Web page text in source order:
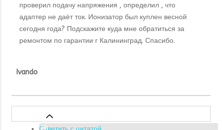
проверил подачу напряжения , определил , что
адаптер не даёт ток. Ионизатор был куплен весной
сегодня года? Подскажите куда мне обратиться за
ремонтом по гарантии г Калининград. Спасибо.
Ivando